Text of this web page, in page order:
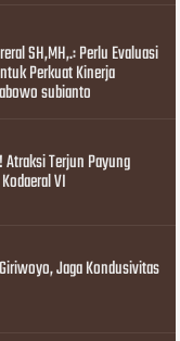
SH,MH,.: Perlu Evaluasi
Perkuat Kinerja
subianto
Atraksi Terjun Payung
VI
Jaga Kondusivitas